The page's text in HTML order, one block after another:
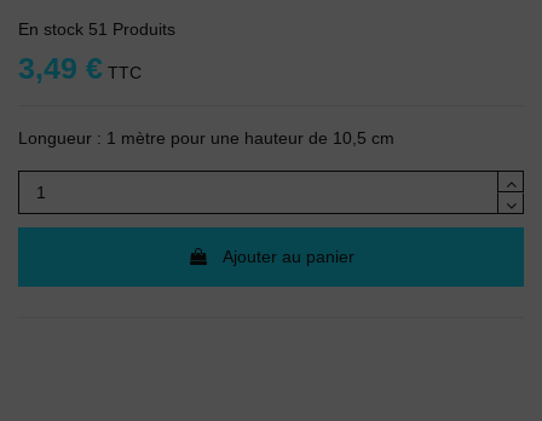
En stock 51 Produits
3,49 € TTC
Longueur : 1 mètre pour une hauteur de 10,5 cm
Ajouter au panier